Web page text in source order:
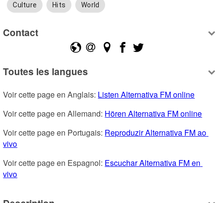
Culture Hits World
Contact
Toutes les langues
Voir cette page en Anglais: Listen Alternativa FM online
Voir cette page en Allemand: Hören Alternativa FM online
Voir cette page en Portugais: Reproduzir Alternativa FM ao
vivo
Voir cette page en Espagnol: Escuchar Alternativa FM en
vivo